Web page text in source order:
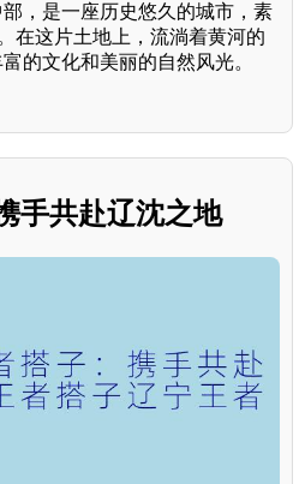
，是一座历史悠久的城市，素
在这片土地上，流淌着黄河的
的文化和美丽的自然风光。
手共赴辽沈之地